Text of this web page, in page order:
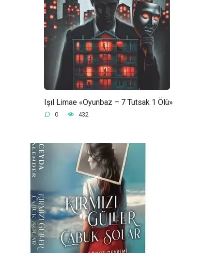
Işıl Limae «Oyunbaz – 7 Tutsak 1 Ölü»
0 432